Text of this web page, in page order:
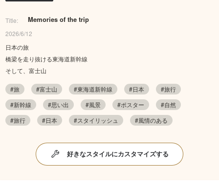
Title: Memories of the trip
2026/6/12
日本の旅
橋梁を走り抜ける東海道新幹線
そして、富士山
#旅 #富士山 #東海道新幹線 #日本
#旅行
#新幹線
#思い出 #風景 #ポスター
#自然
#旅行
#日本 #スタイリッシュ #風情のある
好きなスタイルにカスタマイズする